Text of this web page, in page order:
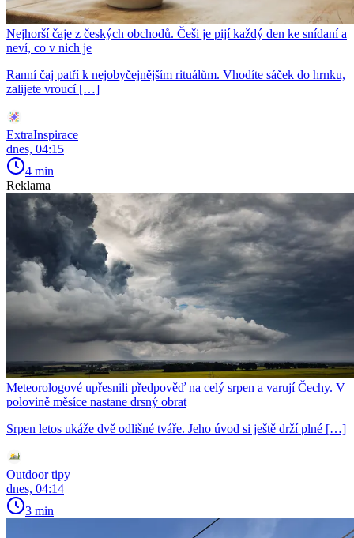
Nejhorší čaje z českých obchodů. Češi je pijí každý den ke snídaní a
neví, co v nich je
Ranní čaj patří k nejobyčejnějším rituálům. Vhodíte sáček do hrnku,
zalijete vroucí […]
ExtraInspirace
dnes, 04:15
4 min
Reklama
Meteorologové upřesnili předpověď na celý srpen a varují Čechy. V
polovině měsíce nastane drsný obrat
Srpen letos ukáže dvě odlišné tváře. Jeho úvod si ještě drží plné […]
Outdoor tipy
dnes, 04:14
3 min